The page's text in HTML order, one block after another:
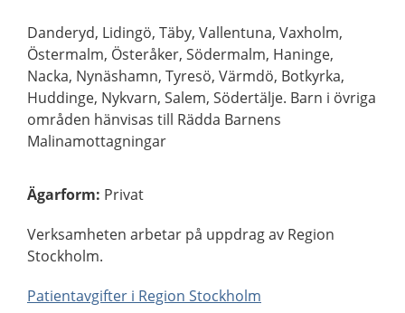
Danderyd, Lidingö, Täby, Vallentuna, Vaxholm,
Östermalm, Österåker, Södermalm, Haninge,
Nacka, Nynäshamn, Tyresö, Värmdö, Botkyrka,
Huddinge, Nykvarn, Salem, Södertälje. Barn i övriga
områden hänvisas till Rädda Barnens
Malinamottagningar
Ägarform: Privat
Verksamheten arbetar på uppdrag av Region
Stockholm.
Patientavgifter i Region Stockholm